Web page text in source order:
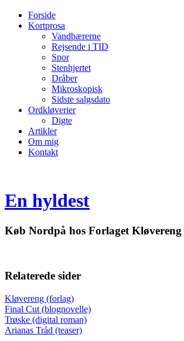
Forside
Kortprosa
Vandbærerne
Rejsende i TID
Spor
Stenhjertet
Dråber
Mikroskopisk
Sidste salgsdato
Ordkløverier
Digte
Artikler
Om mig
Kontakt
En hyldest
Køb Nordpå hos Forlaget Kløvereng
Relaterede sider
Kløvereng (forlag)
Final Cut (blognovelle)
Trøske (digital roman)
Arianas Tråd (teaser)